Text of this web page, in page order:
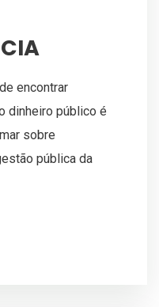
encontrar
dinheiro público é
sobre
pública da